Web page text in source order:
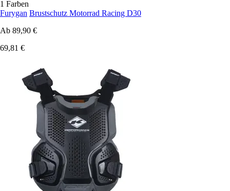
1 Farben
Furygan Brustschutz Motorrad Racing D30
Ab 89,90 €
69,81 €